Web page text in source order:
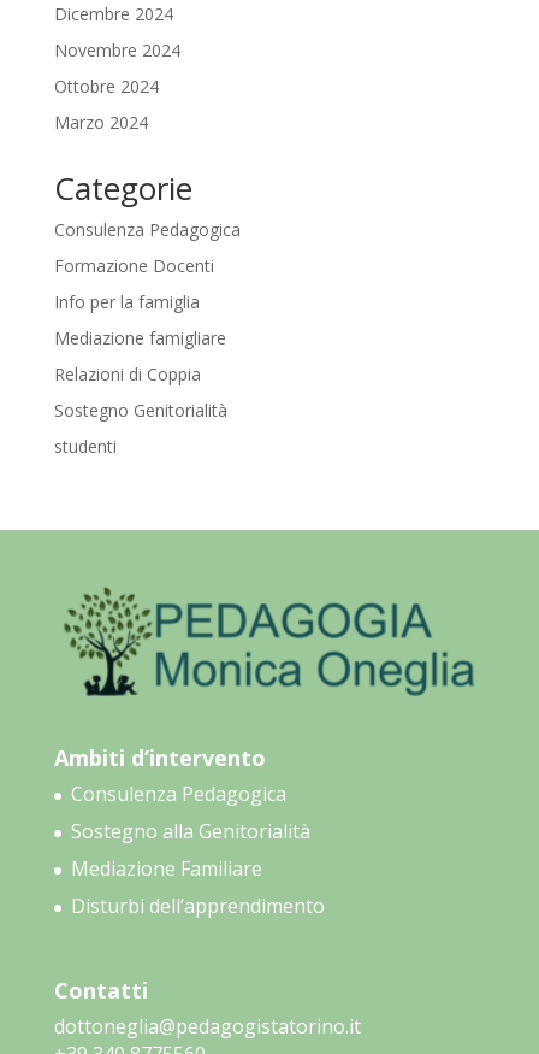
Dicembre 2024
Novembre 2024
Ottobre 2024
Marzo 2024
Categorie
Consulenza Pedagogica
Formazione Docenti
Info per la famiglia
Mediazione famigliare
Relazioni di Coppia
Sostegno Genitorialità
studenti
Ambiti d’intervento
Consulenza Pedagogica
Sostegno alla Genitorialità
Mediazione Familiare
Disturbi dell’apprendimento
Contatti
dottoneglia@pedagogistatorino.it